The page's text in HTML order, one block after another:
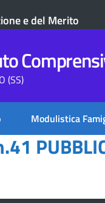
e del Merito
(SS)
Modulistica